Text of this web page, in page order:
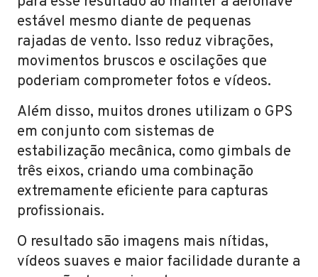
estável mesmo diante de pequenas
rajadas de vento. Isso reduz vibrações,
movimentos bruscos e oscilações que
poderiam comprometer fotos e vídeos.
Além disso, muitos drones utilizam o GPS
em conjunto com sistemas de
estabilização mecânica, como gimbals de
três eixos, criando uma combinação
extremamente eficiente para capturas
profissionais.
O resultado são imagens mais nítidas,
vídeos suaves e maior facilidade durante a